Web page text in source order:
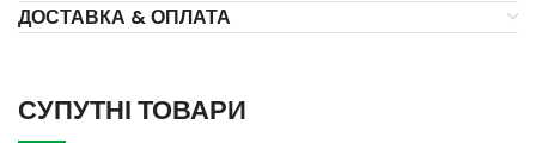
ДОСТАВКА & ОПЛАТА
СУПУТНІ ТОВАРИ